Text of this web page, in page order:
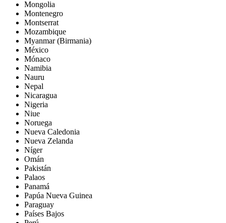
Mongolia
Montenegro
Montserrat
Mozambique
Myanmar (Birmania)
México
Mónaco
Namibia
Nauru
Nepal
Nicaragua
Nigeria
Niue
Noruega
Nueva Caledonia
Nueva Zelanda
Níger
Omán
Pakistán
Palaos
Panamá
Papúa Nueva Guinea
Paraguay
Países Bajos